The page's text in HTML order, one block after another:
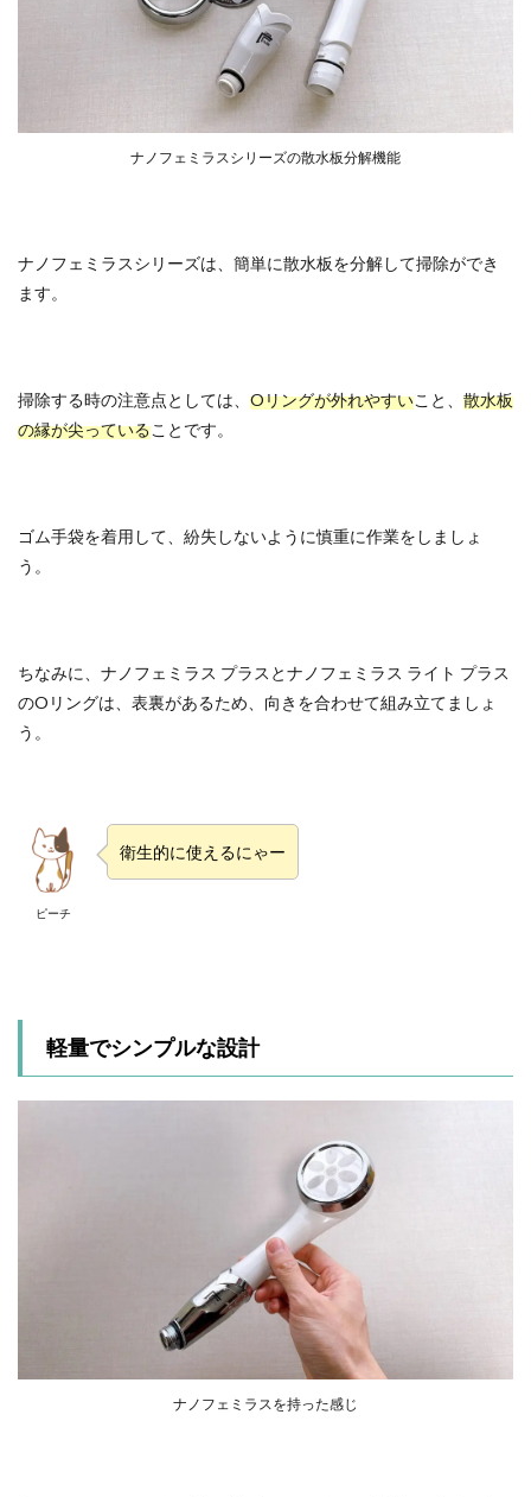
ナノフェミラスシリーズの散水板分解機能
ナノフェミラスシリーズは、簡単に散水板を分解して掃除ができ
ます。
掃除する時の注意点としては、 Oリングが外れやすいこと、 散水板
の縁が尖っていることです。
ゴム手袋を着用して、紛失しないように慎重に作業をしましょ
う。
ちなみに、ナノフェミラス プラスとナノフェミラス ライト プラス
のOリングは、表裏があるため、向きを合わせて組み立てましょ
う。
ピーチ
衛生的に使えるにゃー
軽量でシンプルな設計
ナノフェミラスを持った感じ